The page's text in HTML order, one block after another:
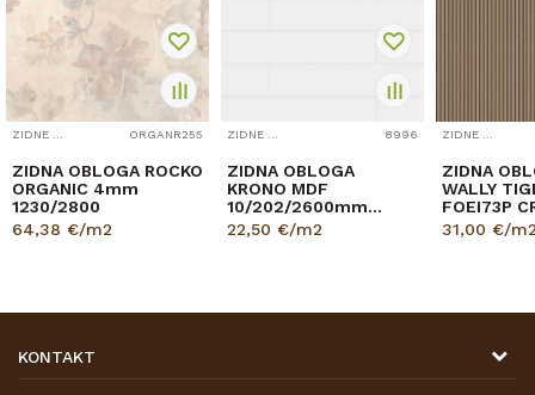
ORGANR255
ZIDNA OBLOGA ROCKO
ORGANIC 4mm
1230/2800
64,38 €/m2
8996
ZIDNA OBLOGA
KRONO MDF
10/202/2600mm
p=3,151 9002 BIJELA
22,50 €/m2
ZIDNA
WALLY
FOEI73P
8/180/
31,00 €/
KONTAKT